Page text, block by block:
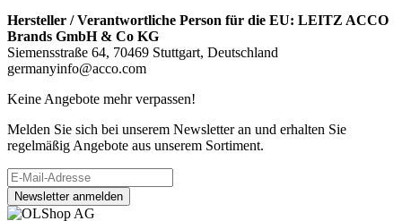
Hersteller / Verantwortliche Person für die EU: LEITZ ACCO
Brands GmbH & Co KG
Siemensstraße 64, 70469 Stuttgart, Deutschland
germanyinfo@acco.com
Keine Angebote mehr verpassen!
Melden Sie sich bei unserem Newsletter an und erhalten Sie
regelmäßig Angebote aus unserem Sortiment.
Newsletter anmelden